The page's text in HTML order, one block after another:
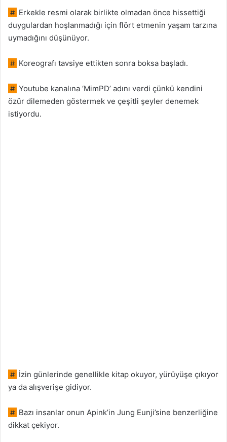
# Erkekle resmi olarak birlikte olmadan önce hissettiği
duygulardan hoşlanmadığı için flört etmenin yaşam tarzına
uymadığını düşünüyor.
# Koreografı tavsiye ettikten sonra boksa başladı.
# Youtube kanalına ‘MimPD’ adını verdi çünkü kendini
özür dilemeden göstermek ve çeşitli şeyler denemek
istiyordu.
# İzin günlerinde genellikle kitap okuyor, yürüyüşe çıkıyor
ya da alışverişe gidiyor.
# Bazı insanlar onun Apink’in Jung Eunji’sine benzerliğine
dikkat çekiyor.